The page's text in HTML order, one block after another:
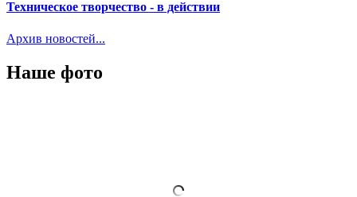
Техническое творчество - в действии
Архив новостей...
Наше фото